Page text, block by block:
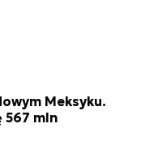
Meksyku.
567 mln